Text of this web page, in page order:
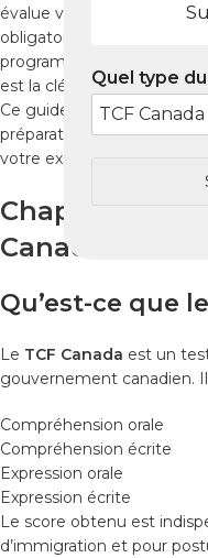
Quel type du
évalue vos compétences
obligatoire pour
programmes
est la clé pourréussir le
Ce guide simple vous
préparation et les
votre examen.
Chapitre 1 –
Canada
Qu’est-ce que
Le TCF Canada est un
gouvernement canadien.
Compréhension orale
Compréhension écrite
Expression orale
Expression écrite
Le score obtenu est
d’immigration et pour